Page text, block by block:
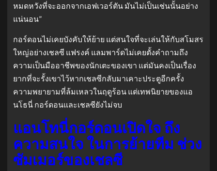
หมดหวังที่จะออกจากเอฟเวอร์ตัน มันไม่เป็นเช่นนั้นอย่าง
แน่นอน”
กอร์ดอนไม่เคยบังคับให้ย้าย แต่สนใจที่จะเล่นให้กับสโมสร
ใหญ่อย่างเชลซี แฟรงค์ แลมพาร์ดไม่เคยตั้งคำถามถึง
ความเป็นมืออาชีพของนักเตะของเขา แต่มันคงเป็นเรื่อง
ยากที่จะรั้งเขาไว้หากเชลซีกลับมาเคาะประตูอีกครั้ง
ความพยายามที่ล้มเหลวในฤดูร้อน แต่เทพนิยายของแอ
นโธนี่ กอร์ดอนและเชลซียังไม่จบ
แอนโทนี่กอร์ดอนเปิดใจ ถึง
ความสนใจ ในการย้ายทีม ช่วง
ซัมเมอร์ของเชลซี